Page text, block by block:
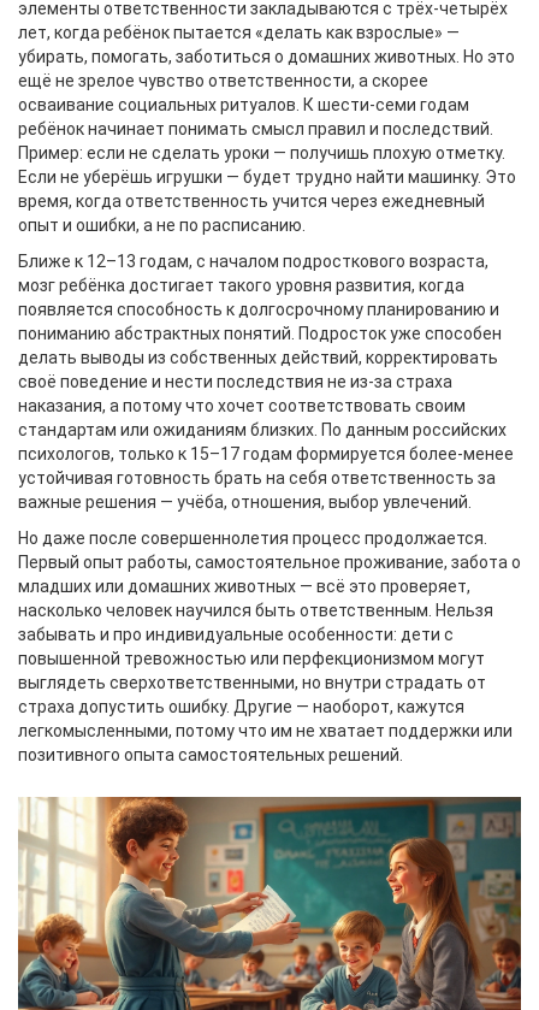
элементы ответственности закладываются с трёх-четырёх
лет, когда ребёнок пытается «делать как взрослые» —
убирать, помогать, заботиться о домашних животных. Но это
ещё не зрелое чувство ответственности, а скорее
осваивание социальных ритуалов. К шести-семи годам
ребёнок начинает понимать смысл правил и последствий.
Пример: если не сделать уроки — получишь плохую отметку.
Если не уберёшь игрушки — будет трудно найти машинку. Это
время, когда ответственность учится через ежедневный
опыт и ошибки, а не по расписанию.
Ближе к 12–13 годам, с началом подросткового возраста,
мозг ребёнка достигает такого уровня развития, когда
появляется способность к долгосрочному планированию и
пониманию абстрактных понятий. Подросток уже способен
делать выводы из собственных действий, корректировать
своё поведение и нести последствия не из-за страха
наказания, а потому что хочет соответствовать своим
стандартам или ожиданиям близких. По данным российских
психологов, только к 15–17 годам формируется более-менее
устойчивая готовность брать на себя ответственность за
важные решения — учёба, отношения, выбор увлечений.
Но даже после совершеннолетия процесс продолжается.
Первый опыт работы, самостоятельное проживание, забота о
младших или домашних животных — всё это проверяет,
насколько человек научился быть ответственным. Нельзя
забывать и про индивидуальные особенности: дети с
повышенной тревожностью или перфекционизмом могут
выглядеть сверхответственными, но внутри страдать от
страха допустить ошибку. Другие — наоборот, кажутся
легкомысленными, потому что им не хватает поддержки или
позитивного опыта самостоятельных решений.